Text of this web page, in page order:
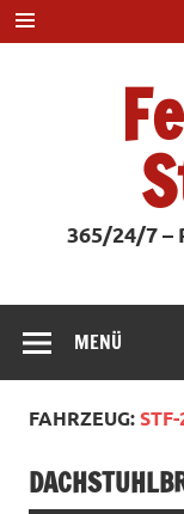
Zum
Inhalt
springen
365/24/7 –
MENÜ
FAHRZEUG: